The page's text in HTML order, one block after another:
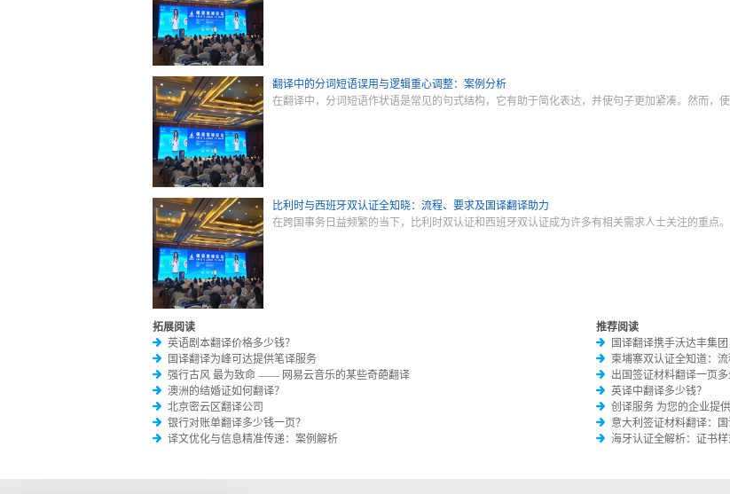
翻译中的分词短语误用与逻辑重心调整：案例分析
在翻译中，分词短语作状语是常见的句式结构，它有助于简化表达，并使句子更加紧凑。然而，
比利时与西班牙双认证全知晓：流程、要求及国译翻译助力
在跨国事务日益频繁的当下，比利时双认证和西班牙双认证成为许多有相关需求人士关注的重点
拓展阅读
英语剧本翻译价格多少钱？
国译翻译为峰可达提供笔译服务
强行古风 最为致命 —— 网易云音乐的某些奇葩翻译
澳洲的结婚证如何翻译？
北京密云区翻译公司
银行对账单翻译多少钱一页？
译文优化与信息精准传递：案例解析
推荐阅读
国译翻译携手沃达丰集
柬埔寨双认证全知道：
出国签证材料翻译一页多
英译中翻译多少钱？
创译服务 为您的企业提
意大利签证材料翻译：
海牙认证全解析：证书